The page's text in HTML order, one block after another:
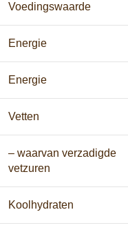
Voedingswaarde
Energie
Energie
Vetten
– waarvan verzadigde
vetzuren
Koolhydraten